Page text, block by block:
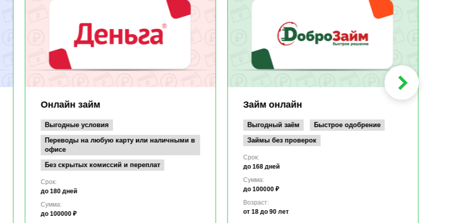
Онлайн займ
Выгодные условия
Переводы на любую карту или наличными в
офисе
Без скрытых комиссий и переплат
Срок:
до 180 дней
Сумма:
до 100000 ₽
Займ онлайн
Выгодный заём
Быстрое одобрение
Займы без проверок
Срок:
до 168 дней
Сумма:
до 100000 ₽
Возраст:
от 18 до 90 лет